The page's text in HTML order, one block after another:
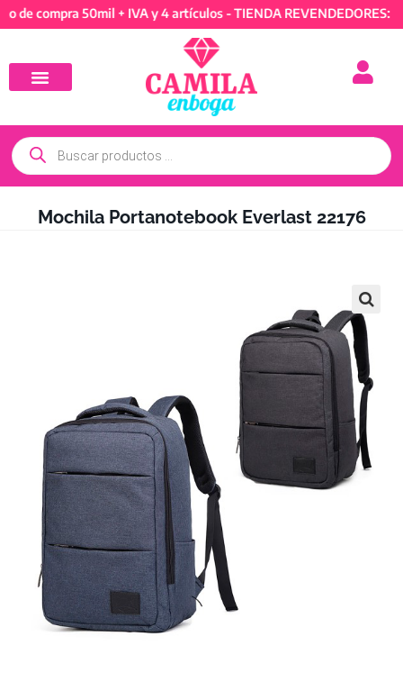
compra 50mil + IVA y 4 artículos - TIENDA REVENDEDORES:
Mochila Portanotebook Everlast 22176